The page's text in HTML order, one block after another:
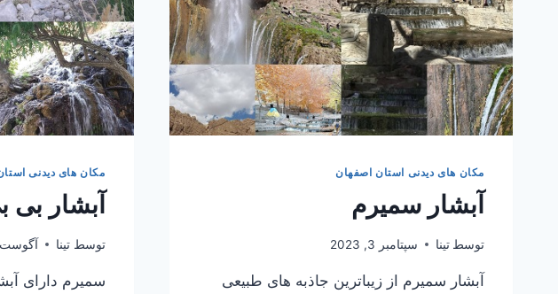
مکان های دیدنی استان اصفهان
آبشار سمیرم
توسط تینا سپتامبر 3, 2023
آبشار سمیرم از زیباترین جاذبه های طبیعی
مکان های دیدنی
آبشار
توسط تینا آگوست 31, 2023
سمیرم دارای